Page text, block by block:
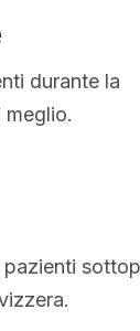
durante la
meglio.